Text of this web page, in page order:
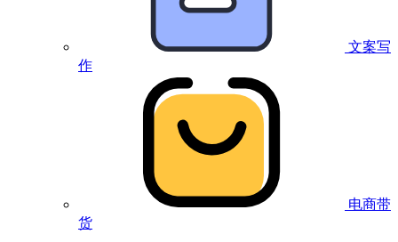
文案写
作
电商带
货